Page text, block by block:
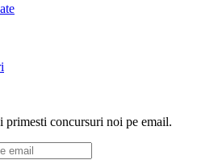
primesti concursuri noi pe email.